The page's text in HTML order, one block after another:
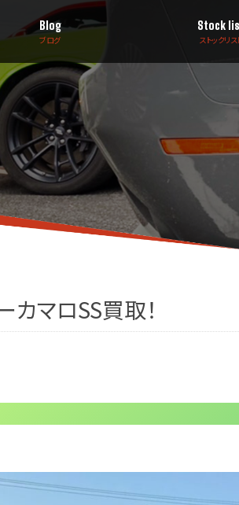
Blog
ブログ
Stock
ストックリス
カマロSS買取！